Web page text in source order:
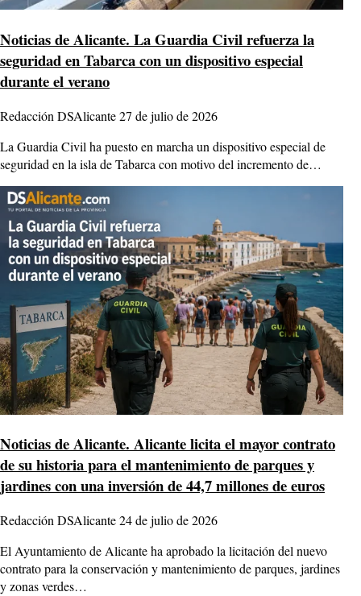
Noticias de Alicante. La Guardia Civil refuerza la
seguridad en Tabarca con un dispositivo especial
durante el verano
Redacción DSAlicante27 de julio de 2026
La Guardia Civil ha puesto en marcha un dispositivo especial de
seguridad en la isla de Tabarca con motivo del incremento de…
Noticias de Alicante. Alicante licita el mayor contrato
de su historia para el mantenimiento de parques y
jardines con una inversión de 44,7 millones de euros
Redacción DSAlicante24 de julio de 2026
El Ayuntamiento de Alicante ha aprobado la licitación del nuevo
contrato para la conservación y mantenimiento de parques, jardines
y zonas verdes…